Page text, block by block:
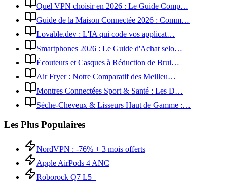
Quel VPN choisir en 2026 : Le Guide Comp…
Guide de la Maison Connectée 2026 : Comm…
Lovable.dev : L'IA qui code vos applicat…
Smartphones 2026 : Le Guide d'Achat selo…
Écouteurs et Casques à Réduction de Brui…
Air Fryer : Notre Comparatif des Meilleu…
Montres Connectées Sport & Santé : Les D…
Sèche-Cheveux & Lisseurs Haut de Gamme :…
Les Plus Populaires
NordVPN : -76% + 3 mois offerts
Apple AirPods 4 ANC
Roborock Q7 L5+